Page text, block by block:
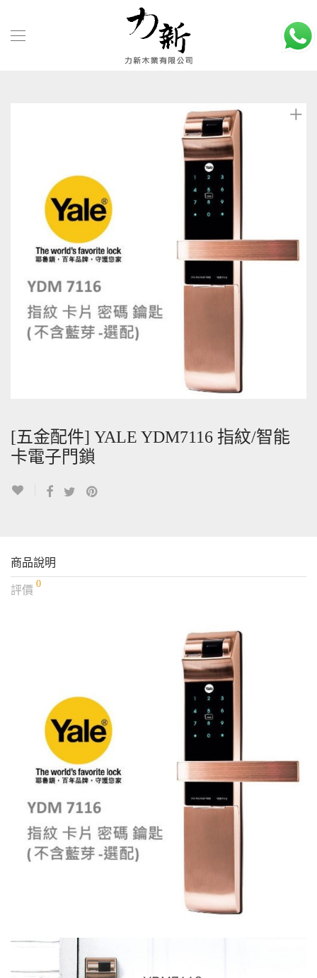
[五金配件] YALE YDM7116 指紋/智能
卡電子門鎖
商品說明
評價
0